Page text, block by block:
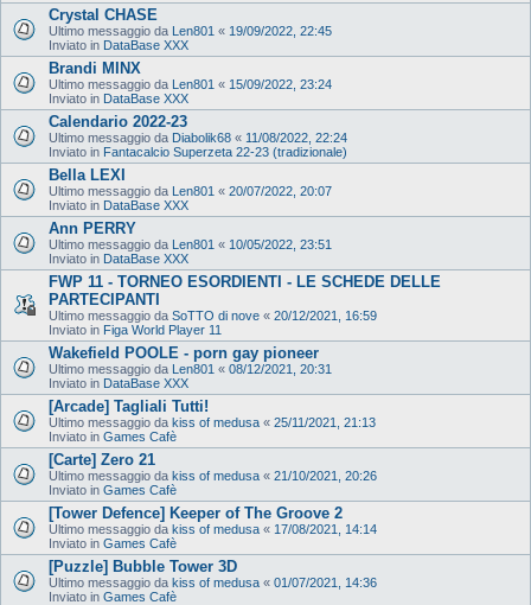
Crystal CHASE
Ultimo messaggio da Len801 « 19/09/2022, 22:45
Inviato in DataBase XXX
Brandi MINX
Ultimo messaggio da Len801 « 15/09/2022, 23:24
Inviato in DataBase XXX
Calendario 2022-23
Ultimo messaggio da Diabolik68 « 11/08/2022, 22:24
Inviato in Fantacalcio Superzeta 22-23 (tradizionale)
Bella LEXI
Ultimo messaggio da Len801 « 20/07/2022, 20:07
Inviato in DataBase XXX
Ann PERRY
Ultimo messaggio da Len801 « 10/05/2022, 23:51
Inviato in DataBase XXX
FWP 11 - TORNEO ESORDIENTI - LE SCHEDE DELLE
PARTECIPANTI
Ultimo messaggio da SoTTO di nove « 20/12/2021, 16:59
Inviato in Figa World Player 11
Wakefield POOLE - porn gay pioneer
Ultimo messaggio da Len801 « 08/12/2021, 20:31
Inviato in DataBase XXX
[Arcade] Tagliali Tutti!
Ultimo messaggio da kiss of medusa « 25/11/2021, 21:13
Inviato in Games Cafè
[Carte] Zero 21
Ultimo messaggio da kiss of medusa « 21/10/2021, 20:26
Inviato in Games Cafè
[Tower Defence] Keeper of The Groove 2
Ultimo messaggio da kiss of medusa « 17/08/2021, 14:14
Inviato in Games Cafè
[Puzzle] Bubble Tower 3D
Ultimo messaggio da kiss of medusa « 01/07/2021, 14:36
Inviato in Games Cafè